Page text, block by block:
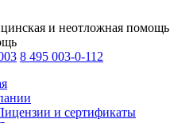
и неотложная помощь
8 495 003-0-112
и сертификаты